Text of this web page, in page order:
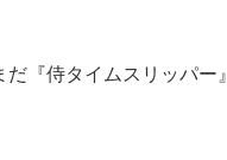
『侍タイムスリッパー』